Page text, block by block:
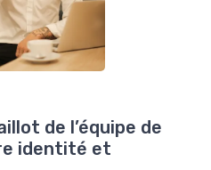
de l’équipe de
identité et